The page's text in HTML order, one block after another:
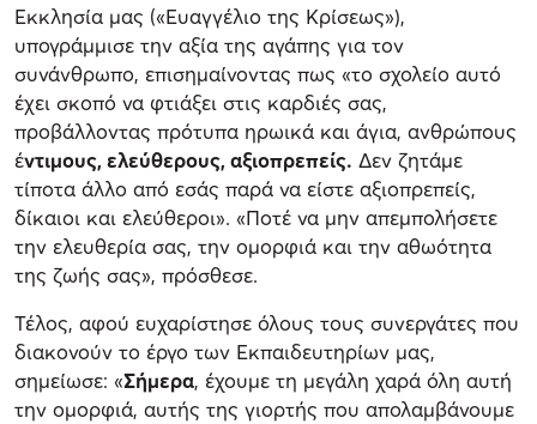
Εκκλησία μας («Ευαγγέλιο της Κρίσεως»),
υπογράμμισε την αξία της αγάπης για τον
συνάνθρωπο, επισημαίνοντας πως «το σχολείο αυτό
έχει σκοπό να φτιάξει στις καρδιές σας,
προβάλλοντας πρότυπα ηρωικά και άγια, ανθρώπους
έντιμους, ελεύθερους, αξιοπρεπείς. Δεν ζητάμε
τίποτα άλλο από εσάς παρά να είστε αξιοπρεπείς,
δίκαιοι και ελεύθεροι». «Ποτέ να μην απεμπολήσετε
την ελευθερία σας, την ομορφιά και την αθωότητα
της ζωής σας», πρόσθεσε.
Τέλος, αφού ευχαρίστησε όλους τους συνεργάτες που
διακονούν το έργο των Εκπαιδευτηρίων μας,
σημείωσε: «Σήμερα, έχουμε τη μεγάλη χαρά όλη αυτή
την ομορφιά, αυτής της γιορτής που απολαμβάνουμε